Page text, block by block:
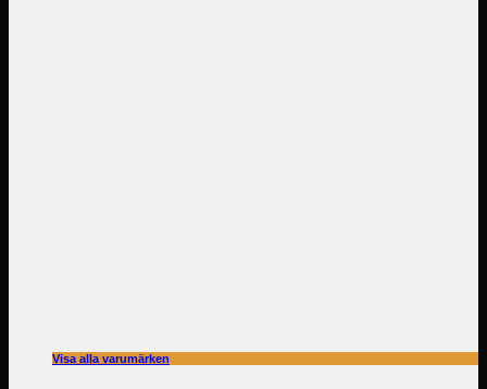
Visa alla varumärken